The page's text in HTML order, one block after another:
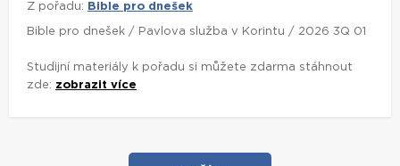
Z pořadu: Bible pro dnešek
Bible pro dnešek / Pavlova služba v Korintu / 2026 3Q 01
Studijní materiály k pořadu si můžete zdarma stáhnout
zde: zobrazit více